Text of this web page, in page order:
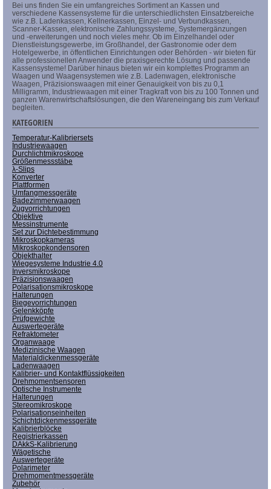
Bei uns finden Sie ein umfangreiches Sortiment an Kassen und
verschiedene Kassensysteme für die unterschiedlichsten Einsatzbereiche
wie z.B. Ladenkassen, Kellnerkassen, Einzel- und Verbundkassen,
Scanner-Kassen, elektronische Zahlungssysteme, Systemergänzungen
und -erweiterungen und noch vieles mehr. Ob im Einzelhandel oder
Dienstleistungsgewerbe, im Großhandel, der Gastronomie oder dem
Hotelgewerbe, in öffentlichen Einrichtungen oder Behörden - wir bieten für
alle professionellen Anwender die praxisgerechte Lösung und passende
Kassensysteme! Darüber hinaus bieten wir ein komplettes Programm an
Waagen und Waagensystemen wie z.B. Ladenwagen, elektronische
Waagen, Präzisionswaagen mit einer Genauigkeit von bis zu 0,1
Milligramm, Industriewaagen mit einer Tragkraft von bis zu 100 Tonnen und
ganzen Warenwirtschaftslösungen, die den Wareneingang bis zum Verkauf
begleiten.
KATEGORIEN
Temperatur-Kalibriersets
Industriewaagen
Durchlichtmikroskope
Größenmessstäbe
λ-Slips
Konverter
Plattformen
Umfangmessgeräte
Badezimmerwaagen
Zugvorrichtungen
Objektive
Messinstrumente
Set zur Dichtebestimmung
Mikroskopkameras
Mikroskopkondensoren
Objekthalter
Wiegesysteme Industrie 4.0
Inversmikroskope
Präzisionswaagen
Polarisationsmikroskope
Halterungen
Biegevorrichtungen
Gelenkköpfe
Prüfgewichte
Auswertegeräte
Refraktometer
Organwaage
Medizinische Waagen
Materialdickenmessgeräte
Ladenwaagen
Kalibrier- und Kontaktflüssigkeiten
Drehmomentsensoren
Optische Instrumente
Halterungen
Stereomikroskope
Polarisationseinheiten
Schichtdickenmessgeräte
Kalibrierblöcke
Registrierkassen
DAkkS-Kalibrierung
Wägetische
Auswertegeräte
Polarimeter
Drehmomentmessgeräte
Zubehör